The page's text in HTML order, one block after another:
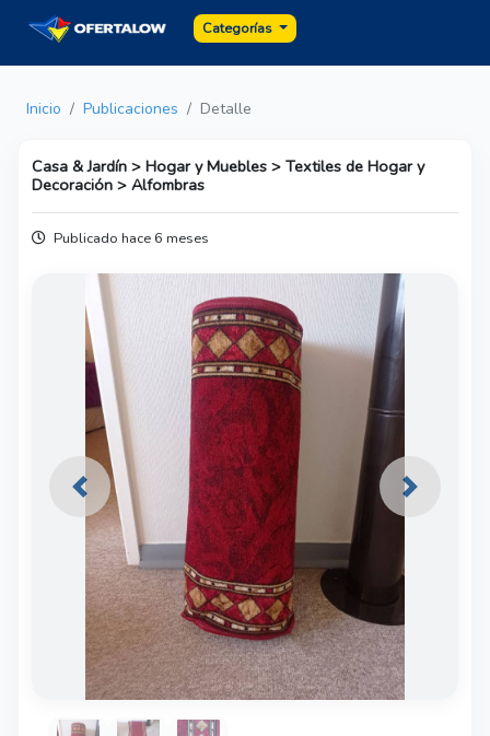
Categorías
Inicio Publicaciones Detalle
Casa & Jardín > Hogar y Muebles > Textiles de Hogar y
Decoración > Alfombras
Publicado hace 6 meses
Previous Next